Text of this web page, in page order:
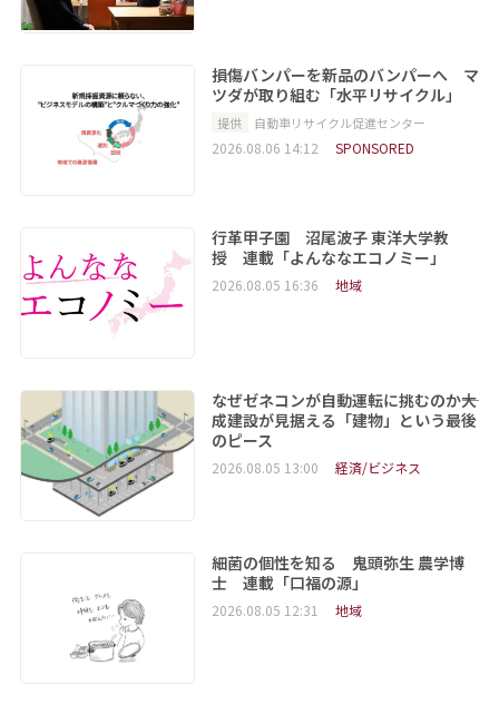
損傷バンパーを新品のバンパーへ マ
ツダが取り組む「水平リサイクル」
提供 自動車リサイクル促進センター
2026.08.06 14:12 SPONSORED
行革甲子園 沼尾波子 東洋大学教
授 連載「よんななエコノミー」
2026.08.05 16:36 地域
なぜゼネコンが自動運転に挑むのか――大
成建設が見据える「建物」という最後
のピース
2026.08.05 13:00 経済/ビジネス
細菌の個性を知る 鬼頭弥生 農学博
士 連載「口福の源」
2026.08.05 12:31 地域